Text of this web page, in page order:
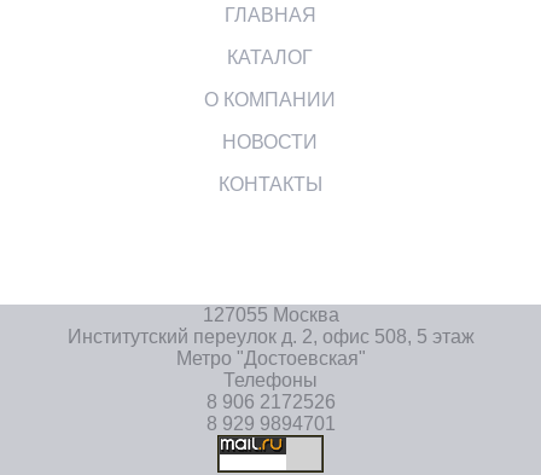
ГЛАВНАЯ
КАТАЛОГ
О КОМПАНИИ
НОВОСТИ
КОНТАКТЫ
127055 Москва
Институтский переулок д. 2, офис 508, 5 этаж
Метро "Достоевская"
Телефоны
8 906 2172526
8 929 9894701